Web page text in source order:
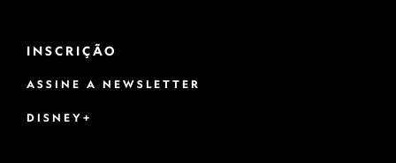
INSCRIÇÃO
ASSINE A NEWSLETTER
DISNEY+